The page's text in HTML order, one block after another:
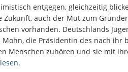
entgegen, gleichzeitig
Zukunft, auch der Mut zum
vorhanden. Deutschlands
die Präsidentin des nach ihr
Menschen zuhören und sie mit